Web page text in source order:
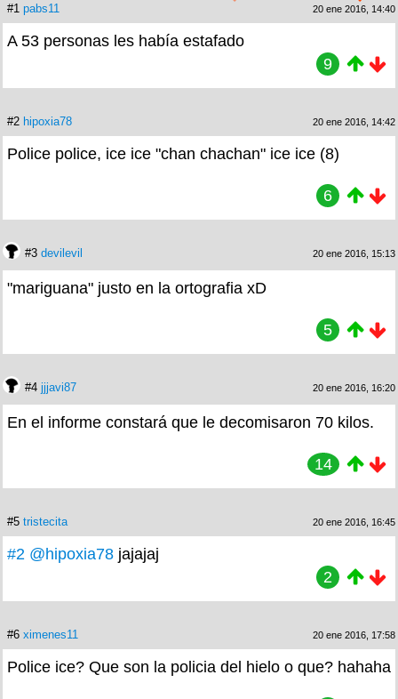
#1 pabs11 20 ene 2016, 14:40
A 53 personas les había estafado
9
#2 hipoxia78 20 ene 2016, 14:42
Police police, ice ice "chan chachan" ice ice (8)
6
#3 devilevil 20 ene 2016, 15:13
"mariguana" justo en la ortografia xD
5
#4 jjjavi87 20 ene 2016, 16:20
En el informe constará que le decomisaron 70 kilos.
14
#5 tristecita 20 ene 2016, 16:45
#2 @hipoxia78 jajajaj
2
#6 ximenes11 20 ene 2016, 17:58
Police ice? Que son la policia del hielo o que? hahaha